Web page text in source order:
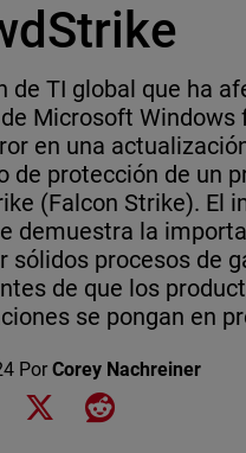
de TI global que ha
Microsoft Windows
en una
de protección de un
(Falcon Strike). El
demuestra la
sólidos procesos de
de que los
se pongan en
Por Corey Nachreiner
LinkedIn
Share on Facebook
Share on XShare on Reddit